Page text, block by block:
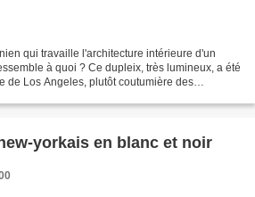
qui travaille l'architecture intérieure d'un
à quoi ? Ce dupleix, très lumineux, a été
de Los Angeles, plutôt coutumière des
yorkais en blanc et noir